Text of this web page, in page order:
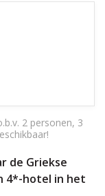
2 personen, 3
de Griekse
4*-hotel in het